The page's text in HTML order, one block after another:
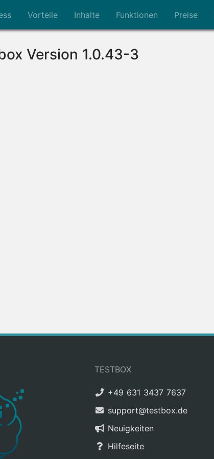
Vorteile Inhalte Funktionen Preise
Version 1.0.43-3
TESTBOX
+49 631 3437 7637
support@testbox.de
Neuigkeiten
Hilfeseite